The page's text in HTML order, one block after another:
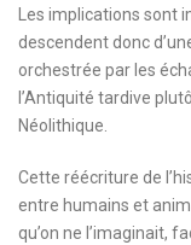
Les implications sont
descendent donc
orchestrée par les
l’Antiquité tardive
Néolithique.
Cette réécriture de
entre humains et
qu’on ne l’imaginait,